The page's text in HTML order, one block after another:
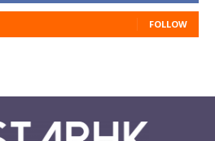
FOLLOW